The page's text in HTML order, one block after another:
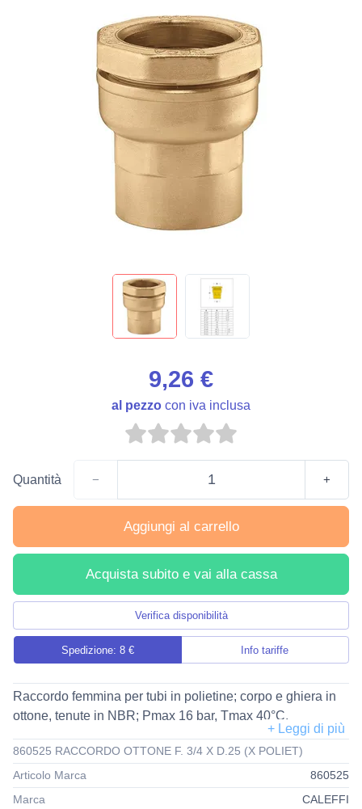
9,26 €
al pezzo con iva inclusa
Quantità − +
Aggiungi al carrello
Acquista subito e vai alla cassa
Verifica disponibilità
Spedizione: 8 € Info tariffe
Raccordo femmina per tubi in polietine; corpo e ghiera in
ottone, tenute in NBR; Pmax 16 bar, Tmax 40°C.
860525 RACCORDO OTTONE F. 3/4 X D.25 (X POLIET)
Articolo Marca
860525
Marca
CALEFFI